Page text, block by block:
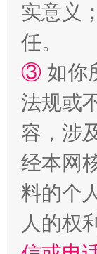
“蜀中
实意义
任。
③ 如你
法规或
容，涉
经本网
料的个
人的权